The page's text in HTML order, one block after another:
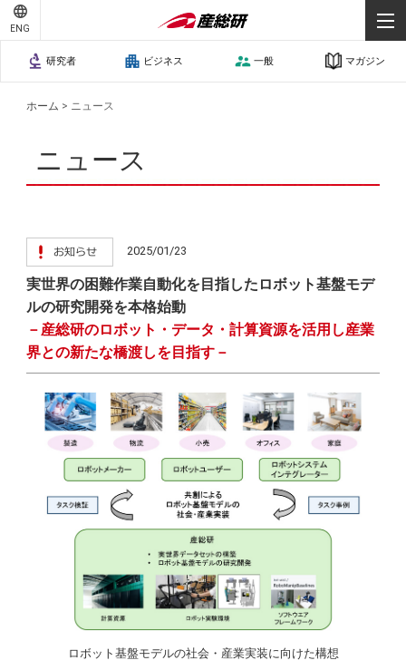
ENG
研究者 ビジネス 一般 マガジン
ホーム > ニュース
ニュース
2025/01/23
実世界の困難作業自動化を目指したロボット基盤モデ
ルの研究開発を本格始動
－産総研のロボット・データ・計算資源を活用し産業
界との新たな橋渡しを目指す－
ロボット基盤モデルの社会・産業実装に向けた構想